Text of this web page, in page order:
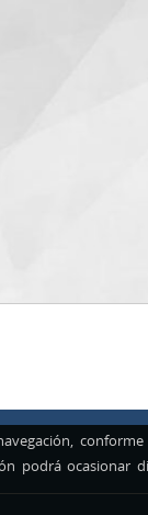
podrá ocasionar